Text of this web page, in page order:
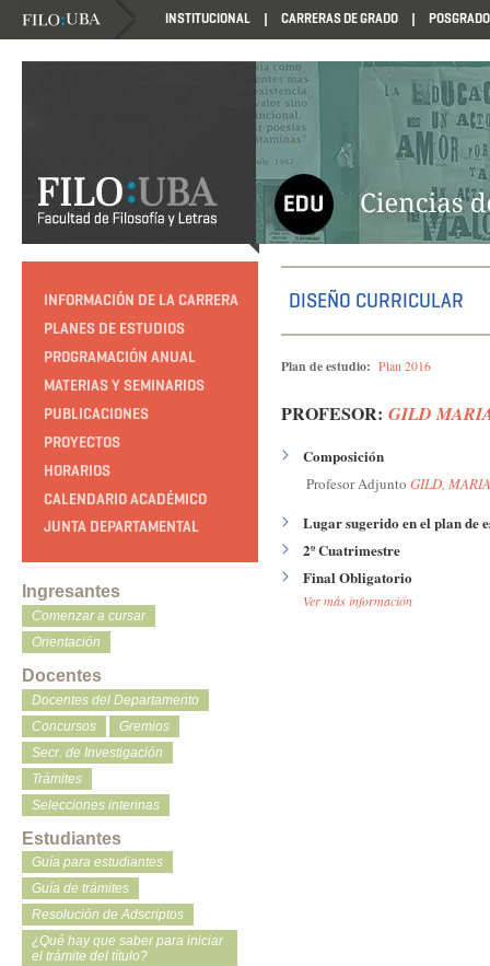
INSTITUCIONAL CARRERAS DE GRADO POSGRADO
HTTP://EDUCACION.FILO.UBA.AR/PROGRAMACION1985
INFORMACIÓN DE LA CARRERA
PLANES DE ESTUDIOS
PROGRAMACIÓN ANUAL
MATERIAS Y SEMINARIOS
PUBLICACIONES
PROYECTOS
HORARIOS
CALENDARIO ACADÉMICO
JUNTA DEPARTAMENTAL
Ingresantes
Comenzar a cursar
Orientación
Docentes
Docentes del Departamento
Concursos
Gremios
Secr. de Investigación
Trámites
Selecciones interinas
Estudiantes
Guía para estudiantes
Guía de trámites
Resolución de Adscriptos
¿Qué hay que saber para iniciar
el trámite del título?
DISEÑO CURRICULAR
Plan de estudio: Plan 2016
PROFESOR: GILD
Composición
Profesor Adjunto GILD,
Lugar sugerido en el plan de
2º Cuatrimestre
Final Obligatorio
Ver más información